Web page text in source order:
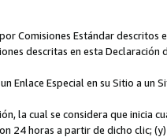
Comisiones Estándar descritos
descritas en esta
Enlace Especial en su Sitio a un
la cual se considera que inicia
24 horas a partir de dicho clic;